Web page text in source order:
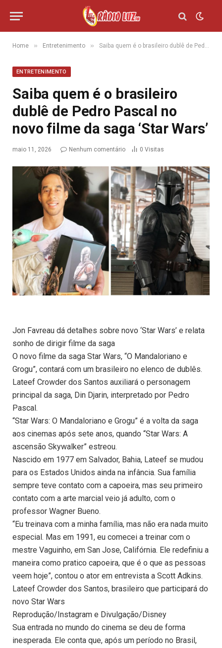
Home » Entretenimento » Saiba quem é o brasileiro dublê de Pedro Pascal no novo filme da saga ‘Star Wars’
ENTRETENIMENTO
Saiba quem é o brasileiro
dublê de Pedro Pascal no
novo filme da saga ‘Star Wars’
maio 11, 2026 Nenhum comentário 0 Visitas
Jon Favreau dá detalhes sobre novo ‘Star Wars’ e relata
sonho de dirigir filme da saga
O novo filme da saga Star Wars, “O Mandaloriano e
Grogu”, contará com um brasileiro no elenco de dublês.
Lateef Crowder dos Santos auxiliará o personagem
principal da saga, Din Djarin, interpretado por Pedro
Pascal.
“Star Wars: O Mandaloriano e Grogu” é a volta da saga
aos cinemas após sete anos, quando “Star Wars: A
ascensão Skywalker” estreou.
Nascido em 1977 em Salvador, Bahia, Lateef se mudou
para os Estados Unidos ainda na infância. Sua família
sempre teve contato com a capoeira, mas seu primeiro
contato com a arte marcial veio já adulto, com o
professor Wagner Bueno.
“Eu treinava com a minha família, mas não era nada muito
especial. Mas em 1991, eu comecei a treinar com o
mestre Vaguinho, em San Jose, Califórnia. Ele redefiniu a
maneira como pratico capoeira, que é o que as pessoas
veem hoje”, contou o ator em entrevista a Scott Adkins.
Lateef Crowder dos Santos, brasileiro que participará do
novo Star Wars
Reprodução/Instagram e Divulgação/Disney
Sua entrada no mundo do cinema se deu de forma
inesperada. Ele conta que, após um período no Brasil,